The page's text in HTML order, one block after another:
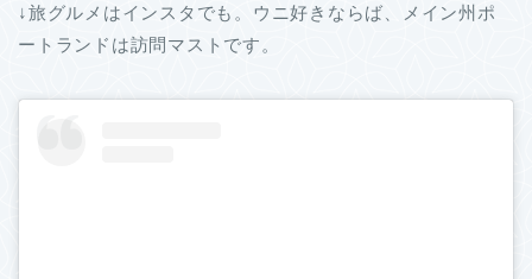
↓旅グルメはインスタでも。ウニ好きならば、メイン州ポ
ートランドは訪問マストです。